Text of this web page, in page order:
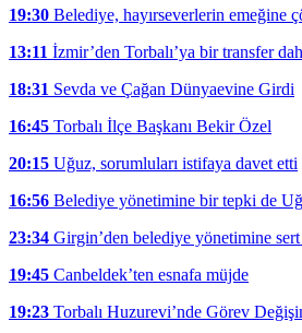
19:30 Belediye, hayırseverlerin emeğine
13:11 İzmir’den Torbalı’ya bir transfer
18:31 Sevda ve Çağan Dünyaevine Girdi
16:45 Torbalı İlçe Başkanı Bekir Özel
20:15 Uğuz, sorumluları istifaya davet etti
16:56 Belediye yönetimine bir tepki de
23:34 Girgin’den belediye yönetimine
19:45 Canbeldek’ten esnafa müjde
19:23 Torbalı Huzurevi’nde Görev